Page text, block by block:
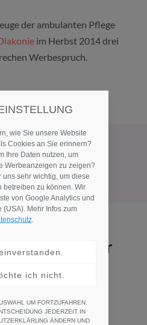
der ambulanten Pflege
im Herbst 2014 drei
Werbespruch.
Das
– Schüler
im Rahmen dessen
wie Sie unsere Website
Cookies an Sie erinnern?
Ihre Daten nutzen, um
Werbeanzeigen zu zeigen?
uns sehr wichtig, um diese
betreiben zu können. Wir
von Google Analytics und
(USA). Mehr Infos zum
.
ich nicht.
UM FORTZUFAHREN.
JEDERZEIT IN
ÄNDERN UND